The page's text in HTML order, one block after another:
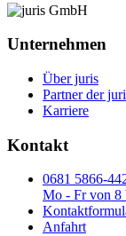
Unternehmen
Über juris
Partner der
Karriere
Kontakt
0681 5866-
Mo - Fr von 8
Anfahrt